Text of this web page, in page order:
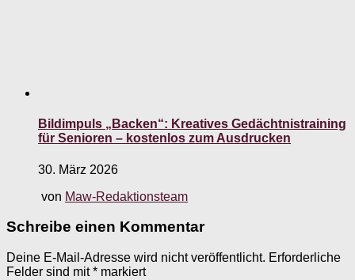
Bildimpuls „Backen“: Kreatives Gedächtnistraining
für Senioren – kostenlos zum Ausdrucken
30. März 2026
von Maw-Redaktionsteam
Schreibe einen Kommentar
Deine E-Mail-Adresse wird nicht veröffentlicht. Erforderliche
Felder sind mit* markiert